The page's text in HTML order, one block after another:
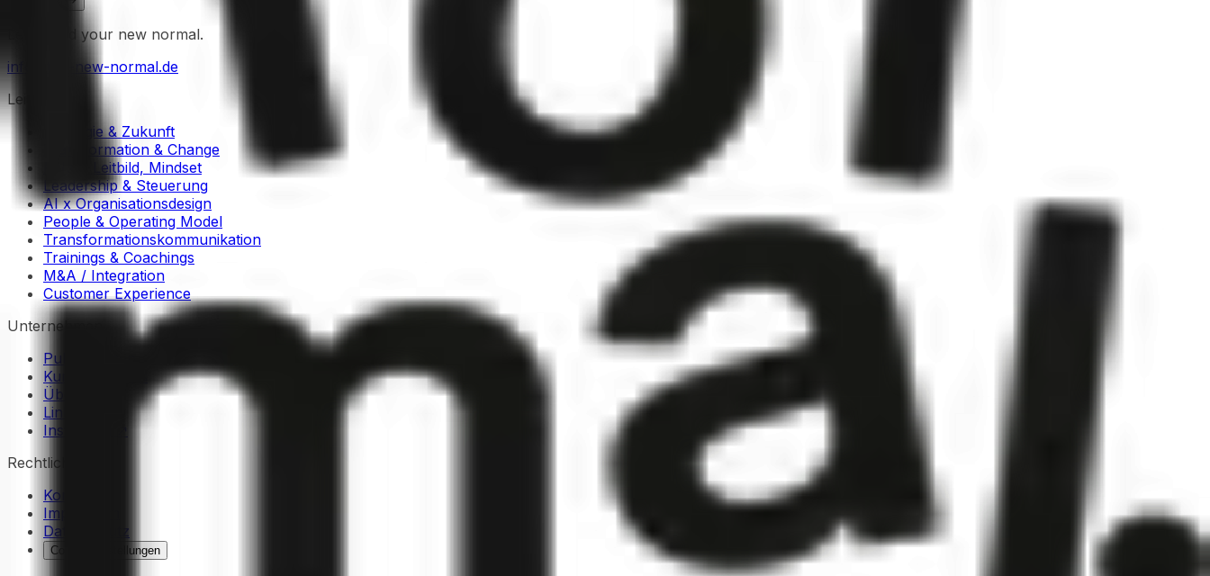
Let's build your new normal.
info@the-new-normal.de
Leistungen
Strategie & Zukunft
Transformation & Change
Kultur, Leitbild, Mindset
Leadership & Steuerung
AI x Organisationsdesign
People & Operating Model
Transformationskommunikation
Trainings & Coachings
M&A / Integration
Customer Experience
Unternehmen
Publikationen
Kunden Stories
Über Uns
LinkedIn ↗
Instagram ↗
Rechtliches
Kontakt
Impressum
Datenschutz
Cookie-Einstellungen